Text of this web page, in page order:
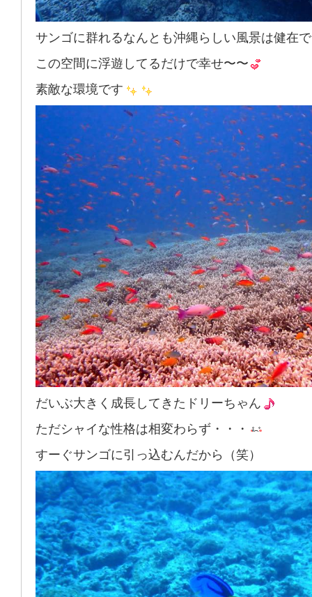
サンゴに群れるなんとも沖縄らしい風景は健在
この空間に浮遊してるだけで幸せ〜〜
素敵な環境です
だいぶ大きく成長してきたドリーちゃん
ただシャイな性格は相変わらず・・・
すーぐサンゴに引っ込むんだから（笑）